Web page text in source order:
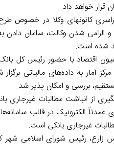
قرار خواهد داد.
کانون­های وکلا در خصوص
و الزامی شدن وکالت، سامان
شده است.
اقتصاد با حضور رئیس کل بانک
آمار به داده‌های مالیاتی
بررسی و امکان­ پذیر شد.
از انباشت مطالبات غیرجاری
عمدتاً الکترونیک در قالب
غیرجاری بانکی است.
زارع، رئیس شورای اسلامی شهر